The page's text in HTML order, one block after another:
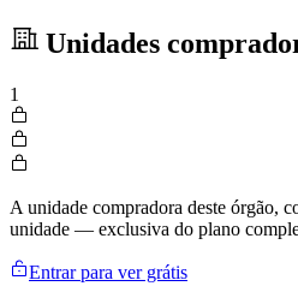
Unidades
1
A unidade compradora deste órgão,
unidade — exclusiva do plano
Entrar para ver grátis